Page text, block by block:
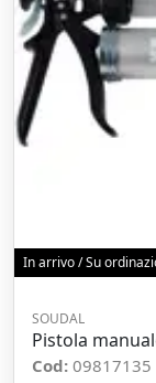
In arrivo / Su
SOUDAL
Pistola
Cod: 09817135